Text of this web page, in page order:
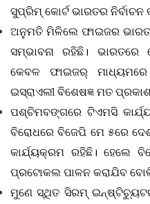
ସୁପ୍ରିମ୍‌ କୋର୍ଟ ଭାରତର
ଅନୁମତି ମିଳିଲେ ଫାଇଜର
ସମ୍ଭାବନା ରହିଛି।
କେବଳ ଫାଇଜର୍
ଇସ୍ରାଏଲୀ ବିଶେଷଜ୍ଞ ମତ
ପଶ୍ଚିମବଙ୍ଗରେ ଟିଏମସି
ବିରୋଧରେ ବିଜେପି ମେ ୫ରେ
କାର୍ଯ୍ୟକ୍ରମ ରହିଛି। ହେଲେ
ପ୍ରଟୋକଲ ପାଳନ କରାଯିବ ବୋଲି
ମୁଣେ ସ୍ଥିତ ସିରମ୍‌